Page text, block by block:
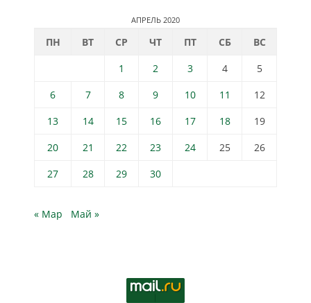
АПРЕЛЬ 2020
ПН ВТ СР ЧТ ПТ СБ
ВС
1
2 3 4
5
6
7 8 9 10 11
12
13
14 15 16 17 18
19
20
21 22 23 24 25
26
27
28 29 30
« Мар Май »